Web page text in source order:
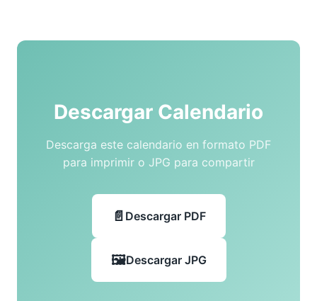
Descargar Calendario
Descarga este calendario en formato PDF
para imprimir o JPG para compartir
Descargar PDF
Descargar JPG